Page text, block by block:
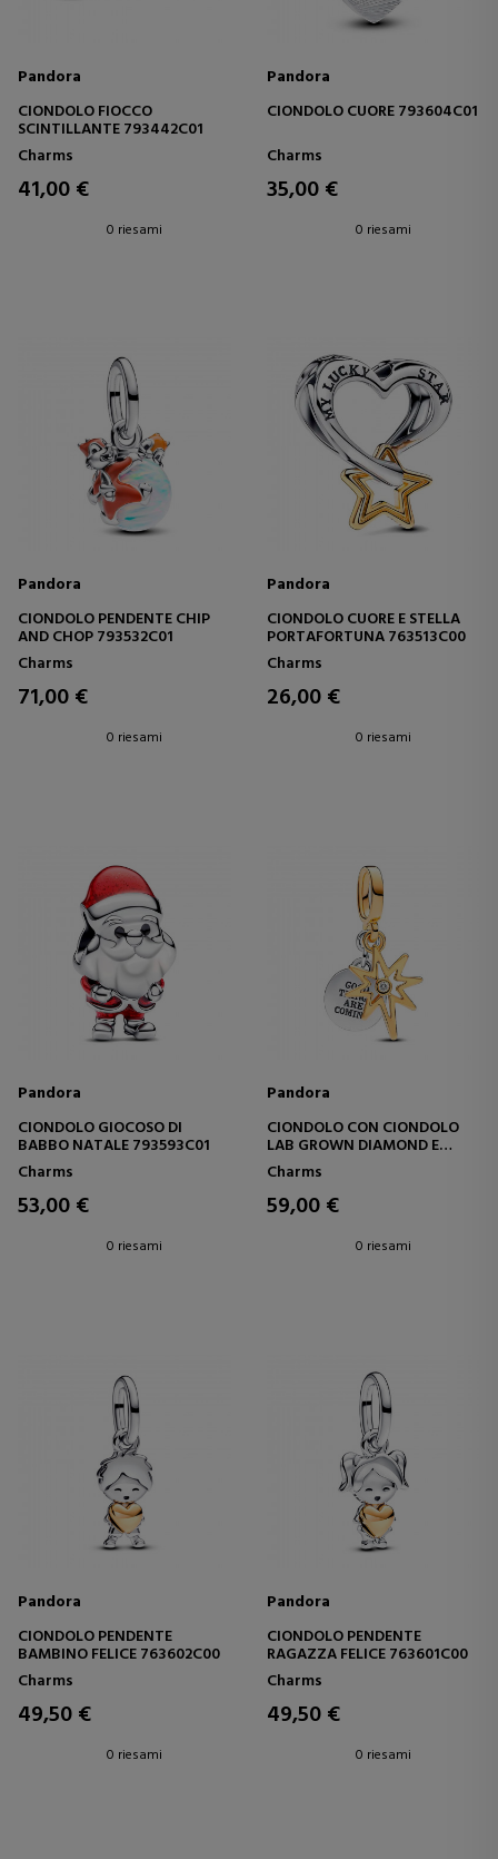
Pandora
CIONDOLO FIOCCO
SCINTILLANTE 793442C01
Charms
41,00 €
0 riesami
Pandora
CIONDOLO CUORE 793604C01
Charms
35,00 €
0 riesami
Pandora
CIONDOLO PENDENTE CHIP
AND CHOP 793532C01
Charms
71,00 €
0 riesami
Pandora
CIONDOLO CUORE E STELLA
PORTAFORTUNA 763513C00
Charms
26,00 €
0 riesami
Pandora
CIONDOLO GIOCOSO DI
BABBO NATALE 793593C01
Charms
53,00 €
0 riesami
Pandora
CIONDOLO CON CIONDOLO
LAB GROWN DIAMOND E
STELLA POLARE 763588C01
Charms
59,00 €
0 riesami
Pandora
CIONDOLO PENDENTE
BAMBINO FELICE 763602C00
Charms
49,50 €
0 riesami
Pandora
CIONDOLO PENDENTE
RAGAZZA FELICE 763601C00
Charms
49,50 €
0 riesami